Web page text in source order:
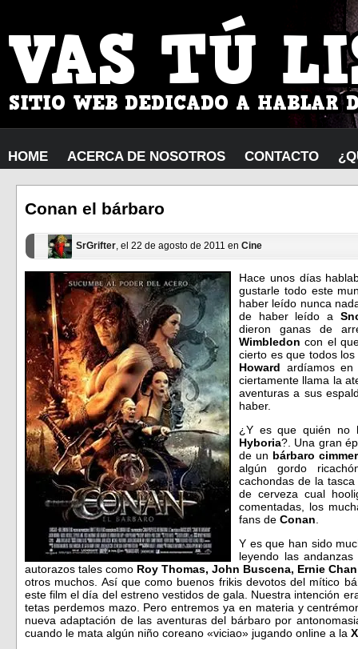
HOME ACERCA DE NOSOTROS CONTACTO
Conan el bárbaro
SrGrifter, el 22 de agosto de 2011 en Cine
Hace unos días
gustarle todo este
haber leído nunca
de haber leído a
dieron ganas de
Wimbledon con el
cierto es que todos
Howard ardíamos
ciertamente llama la
aventuras a sus
haber.
¿Y es que quién no
Hyboria?. Una gran
de un bárbaro
algún gordo
cachondas de la
de cerveza cual
comentadas, los
fans de Conan
Y es que han sido
leyendo las
autorazos tales como Roy Thomas, John Buscena, Ernie
otros muchos. Así que como buenos frikis devotos del mítico
este film el día del estreno vestidos de gala. Nuestra intención
tetas perdemos mazo. Pero entremos ya en materia y
nueva adaptación de las aventuras del bárbaro por
cuando le mata algún niño coreano «viciao» jugando online a la